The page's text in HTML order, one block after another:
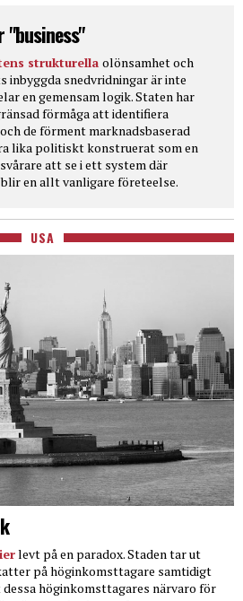
"business"
strukturella olönsamhet och
snedvridningar är inte
en gemensam logik. Staten har
förmåga att identifiera
de förment marknadsbaserad
lika politiskt konstruerat som en
att se i ett system där
en allt vanligare företeelse.
USA
levt på en paradox. Staden tar ut
på höginkomsttagare samtidigt
höginkomsttagares närvaro för